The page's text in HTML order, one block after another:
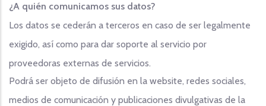
¿A quién comunicamos sus datos?
Los datos se cederán a terceros en caso de ser legalmente
exigido, así como para dar soporte al servicio por
proveedoras externas de servicios.
Podrá ser objeto de difusión en la website, redes sociales,
medios de comunicación y publicaciones divulgativas de la